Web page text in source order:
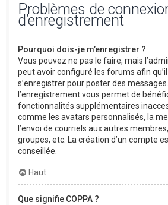
Problèmes de
d’enregistrement
Pourquoi dois-je m’enregistrer ?
Vous pouvez ne pas le faire, mais
peut avoir configuré les forums afin
s’enregistrer pour poster des
l’enregistrement vous permet de
fonctionnalités supplémentaires
comme les avatars personnalisés, la
l’envoi de courriels aux autres
groupes, etc. La création d’un compte
conseillée.
Haut
Que signifie COPPA ?